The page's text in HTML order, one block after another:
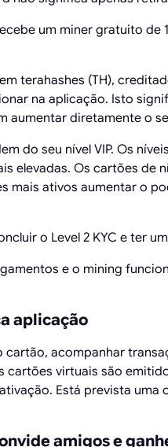
um miner gratuito de
terahashes (TH),
na aplicação. Isto
aumentar diretamente o
do seu nível VIP. Os
elevadas. Os cartões de
mais ativos aumentar o
o Level 2 KYC e ter
e o mining
aplicação
cartão, acompanhar
cartões virtuais são
Está prevista
amigos e